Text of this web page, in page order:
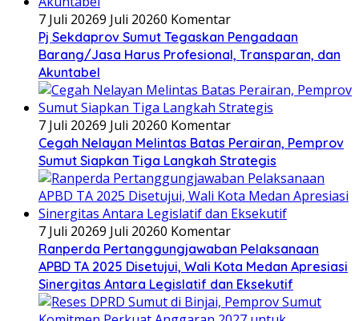
7 Juli 20269 Juli 20260 Komentar
Pj Sekdaprov Sumut Tegaskan Pengadaan
Barang/Jasa Harus Profesional, Transparan, dan
Akuntabel
7 Juli 20269 Juli 20260 Komentar
Cegah Nelayan Melintas Batas Perairan, Pemprov
Sumut Siapkan Tiga Langkah Strategis
7 Juli 20269 Juli 20260 Komentar
Ranperda Pertanggungjawaban Pelaksanaan
APBD TA 2025 Disetujui, Wali Kota Medan Apresiasi
Sinergitas Antara Legislatif dan Eksekutif